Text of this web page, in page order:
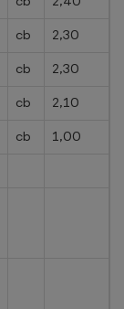
cb
2,30
cb
2,30
cb
2,10
cb
1,00